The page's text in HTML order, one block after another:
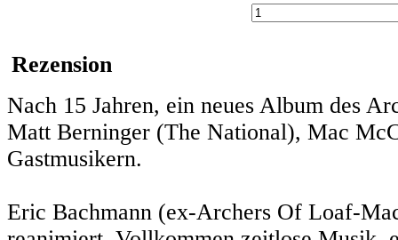
Rezension
Nach 15 Jahren, ein neues Album des
Matt Berninger (The National), Mac
Gastmusikern.
Eric Bachmann (ex-Archers Of Loaf-